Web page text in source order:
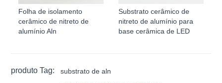
Folha de isolamento
cerâmico de nitreto de
alumínio Aln
Substrato cerâmico de
nitreto de alumínio para
base cerâmica de LED
produto Tag:
substrato de aln